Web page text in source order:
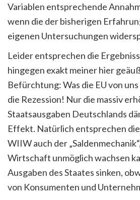
Variablen entsprechende
wenn die der bisherigen
eigenen Untersuchungen
Leider entsprechen die
hingegen exakt meiner hier
Befürchtung: Was die EU von
die Rezession! Nur die massiv
Staatsausgaben Deutschlands
Effekt. Natürlich entsprechen
WIIW auch der
Wirtschaft unmöglich wachsen
Ausgaben des Staates sinken,
von Konsumenten und